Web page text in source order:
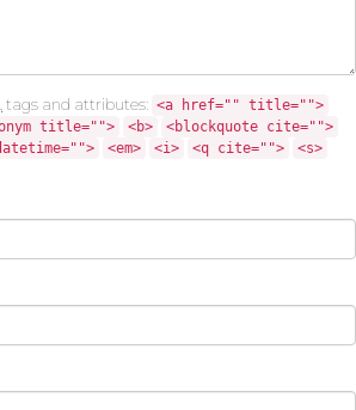
tags and attributes: <a href="" title="">
title=""> <b>
<blockquote cite="">
<em> <i> <q cite="">
<s>